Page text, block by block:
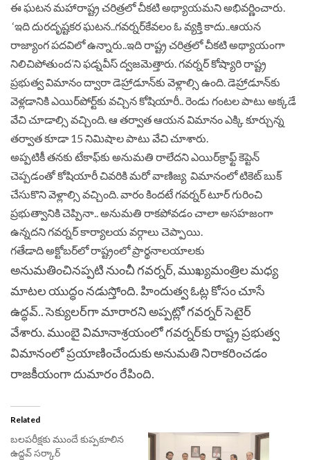
ఈ ఘటన మహారాష్ట్ర చరిత్రలో చీకటి అథ్యాయమని అభివర్ణించారు.
‘ఇది దురదృష్టకర ఘటన..గవర్నర్‌కేవలం ఓ వ్యక్తి కాదు..ఆయన
రాజ్యాంగ పదవిలో ఉన్నారు..ఇది రాష్ట్ర చరిత్రలో చీకటి అథ్యాయంగా
నిలిచిపోతుంద’ని ఫడ్నవీస్‌ ద్వజమెత్తారు. గవర్నర్‌ కోష్యారి రాష్ట్ర
ప్రభుత్వ విమానం ద్వారా డెహ్రాడూన్‌కు వెళ్లాల్సి ఉంది. డెహ్రాడూన్‌కు
వెళ్ల‌డానికి ఎయిర్‌పోర్ట్‌కు వచ్చిన కోషియారీ.. రెండు గంట‌ల పాటు అక్క‌డే
వేచి చూడాల్సి వ‌చ్చింది. ఆ త‌ర్వాత ఆయ‌న విమానం ఎక్కి కూర్చున్న
త‌ర్వాత కూడా 15 నిమిషాల పాటు వేచి చూశారు.
అప్ప‌టికీ త‌న‌కు టేకాఫ్‌కు అనుమ‌తి రాలేద‌ని ఎయిర్‌క్రాఫ్ట్ కెప్టెన్
చెప్ప‌డంతో కోషియారీ చివ‌రికి మ‌రో వాణిజ్య విమానంలో టికెట్ బుక్
చేసుకొని వెళ్లాల్సి వ‌చ్చింది. వారం కింద‌టే గ‌వ‌ర్న‌ర్ టూర్ గురించి
ప్ర‌భుత్వానికి చెప్పినా.. అనుమ‌తి రాక‌పోవడం చాలా అస‌హజంగా
ఉన్న‌ద‌ని గ‌వ‌ర్న‌ర్ కార్యాల‌య వ‌ర్గాలు చెప్పాయి.
గ‌తేడాది అక్టోబ‌ర్‌లో రాష్ట్రంలో ప్రార్థ‌నాల‌యాల‌కు
అనుమ‌తించిన‌ప్ప‌టి నుంచీ గ‌వ‌ర్న‌ర్‌, ముఖ్యమంత్రిల మ‌ధ్య
మాట‌ల యుద్ధం న‌డుస్తోంది. హిందుత్వ ఓట్ల కోసం చూసే
ఉద్ధ‌వ్‌.. సెక్యుల‌ర్‌గా మారార‌ని అప్ప‌ట్లో గ‌వ‌ర్న‌ర్ సెటైర్
వేశారు.ముంబై విమానాశ్రయంలో గవర్నర్‌కు రాష్ట్ర ప్రభుత్వ
విమానంలో ప్రయాణించేందుకు అనుమతి నిరాకరించడం
రాజకీయంగా దుమారం రేపింది.
Related
బలపరీక్షకు ముందే కుప్పకూలిన
ఉద్ధవ్ సర్కార్